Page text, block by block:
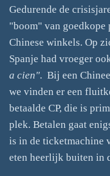
Gedurende de
"boom" van goedkope
Chinese winkels. Op
Spanje had vroeger
a cien". Bij een
we vinden er een
betaalde CP, die is
plek. Betalen gaat
is in de ticketmachine
eten heerlijk buiten in